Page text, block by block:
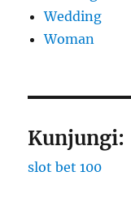
Wedding
Woman
Kunjungi:
slot bet 100